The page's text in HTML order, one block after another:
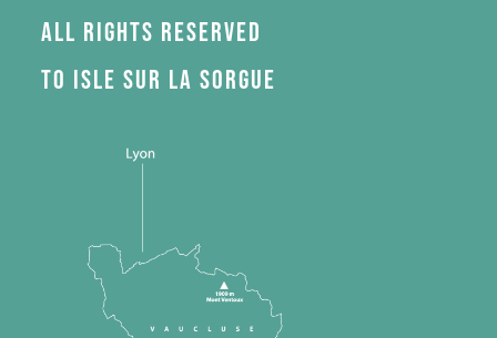
All rights reserved
to Isle sur la Sorgue